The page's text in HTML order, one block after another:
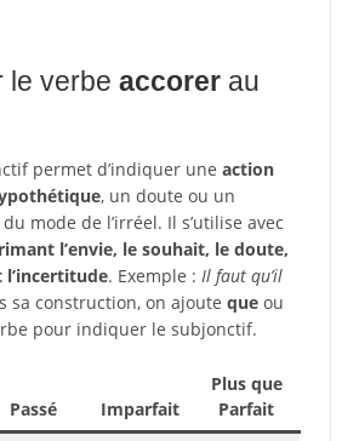
le verbe accorerau
permet d’indiquer une action
, un doute ou un
mode de l’irréel. Il s’utilise avec
l’envie, le souhait, le doute,
l’incertitude. Exemple : Il faut qu’il
sa construction, on ajoute queou
pour indiquer le subjonctif.
Passé Imparfait
Plus que
Parfait